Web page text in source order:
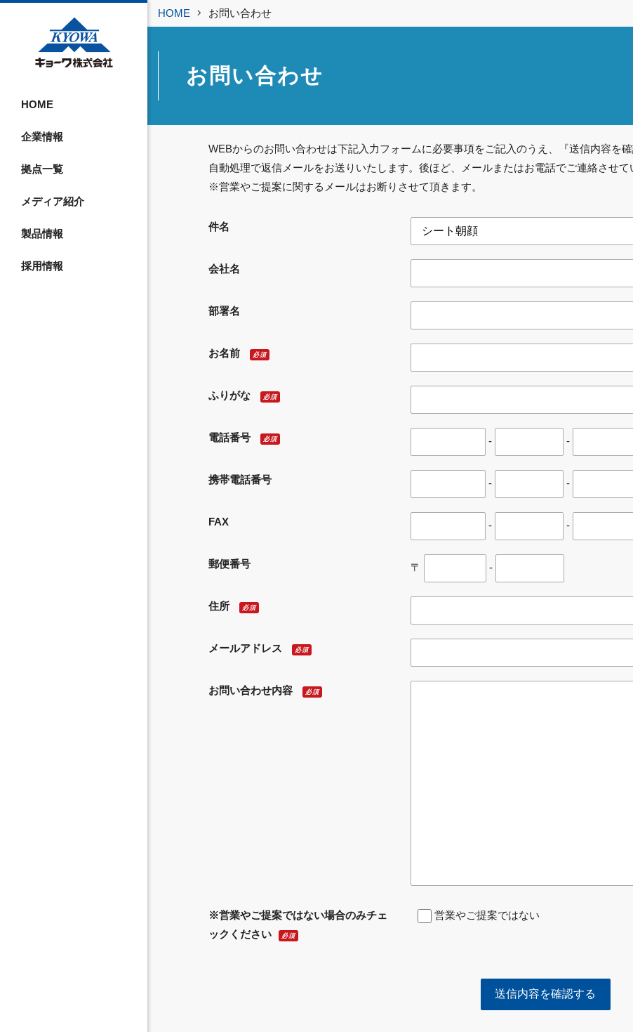
HOME
企業情報
拠点一覧
メディア紹介
製品情報
採用情報
HOME お問い合わせ
お問い合わせ
WEBからのお問い合わせは下記入力フォームに必要事項をご記入のうえ、『送信内容を
自動処理で返信メールをお送りいたします。後ほど、メールまたはお電話でご連絡させて
※営業やご提案に関するメールはお断りさせて頂きます。
件名
会社名
部署名
お名前 必須
ふりがな 必須
電話番号 必須 - -
携帯電話番号 - -
FAX - -
郵便番号 〒 -
住所 必須
メールアドレス 必須
お問い合わせ内容 必須
※営業やご提案ではない場合のみチェ
ックください
必須
営業やご提案ではない